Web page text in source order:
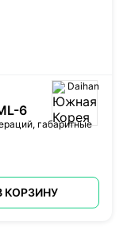
Daihan
6
габаритные
КОРЗИНУ